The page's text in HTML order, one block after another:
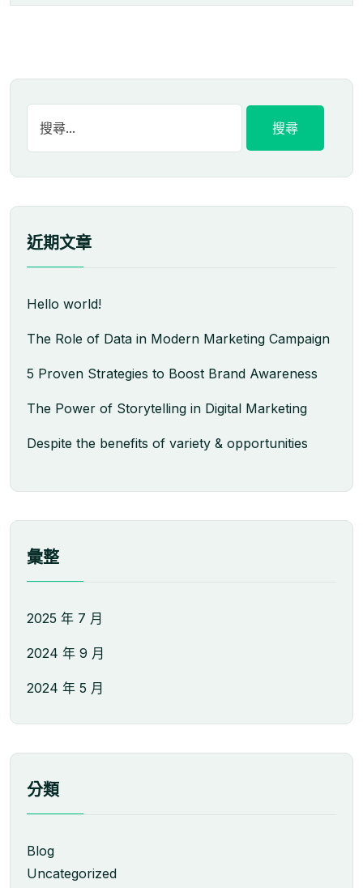
近期文章
Hello world!
The Role of Data in Modern Marketing Campaign
5 Proven Strategies to Boost Brand Awareness
The Power of Storytelling in Digital Marketing
Despite the benefits of variety & opportunities
彙整
2025 年 7 月
2024 年 9 月
2024 年 5 月
分類
Blog
Uncategorized